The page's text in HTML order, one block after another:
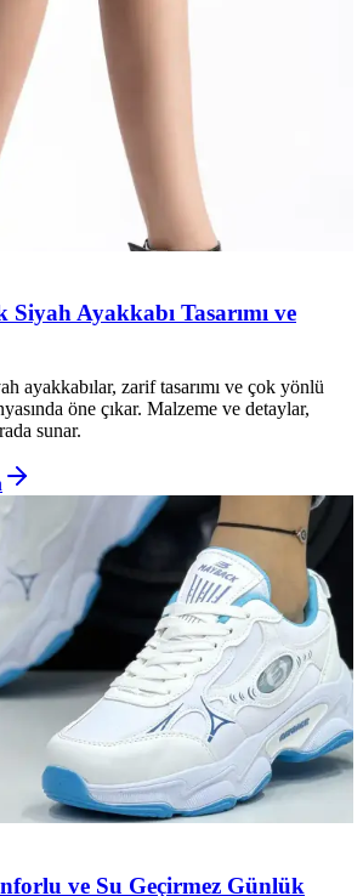
Siyah Ayakkabı Tasarımı ve
ayakkabılar, zarif tasarımı ve çok yönlü
öne çıkar. Malzeme ve detaylar,
sunar.
ve Su Geçirmez Günlük